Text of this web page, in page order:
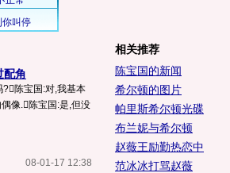
配角
陈宝国:对,我基本
像.陈宝国:是,但没
08-01-17 12:38
相关推荐
陈宝国的新闻
希尔顿的图片
帕里斯希尔顿光碟
布兰妮与希尔顿
赵薇王励勤热恋中
范冰冰打骂赵薇